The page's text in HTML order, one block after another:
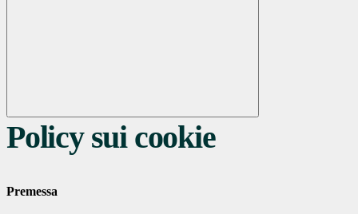
Policy sui cookie
Premessa